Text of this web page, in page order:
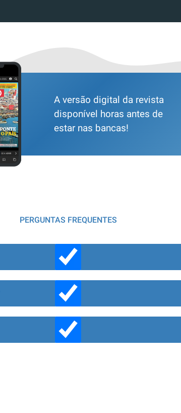
A versão digital da revista
disponível horas antes de
estar nas bancas!
PERGUNTAS FREQUENTES